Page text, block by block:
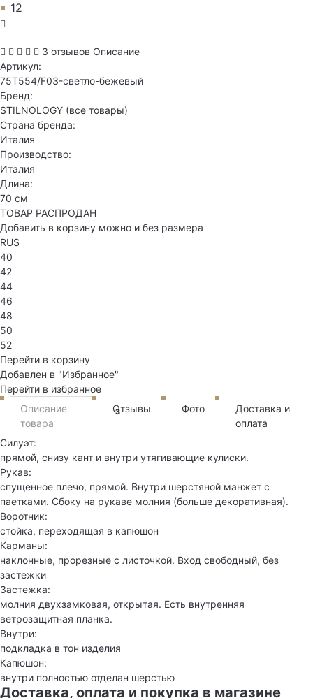
12
3 отзывов Описание
Артикул:
75T554/F03-светло-бежевый
Бренд:
STILNOLOGY (все товары)
Страна бренда:
Италия
Производство:
Италия
Длина:
70 см
ТОВАР РАСПРОДАН
Добавить в корзину можно и без размера
RUS
40
42
44
46
48
50
52
Перейти в корзину
Добавлен в "Избранное"
Перейти в избранное
Описание
товара
Отзывы
3 Фото
Доставка и
оплата
Силуэт:
прямой, снизу кант и внутри утягивающие кулиски.
Рукав:
спущенное плечо, прямой. Внутри шерстяной манжет с
паетками. Сбоку на рукаве молния (больше декоративная).
Воротник:
стойка, переходящая в капюшон
Карманы:
наклонные, прорезные с листочкой. Вход свободный, без
застежки
Застежка:
молния двухзамковая, открытая. Есть внутренняя
ветрозащитная планка.
Внутри:
подкладка в тон изделия
Капюшон:
внутри полностью отделан шерстью
Доставка, оплата и покупка в магазине